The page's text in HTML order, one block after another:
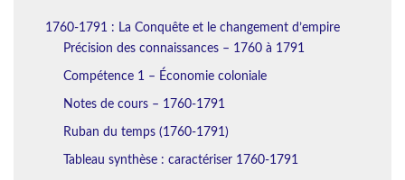
1760-1791 : La Conquête et le changement d’empire
Précision des connaissances – 1760 à 1791
Compétence 1 – Économie coloniale
Notes de cours – 1760-1791
Ruban du temps (1760-1791)
Tableau synthèse : caractériser 1760-1791